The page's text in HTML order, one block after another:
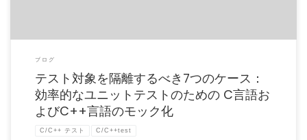
ブログ
テスト対象を隔離するべき7つのケース：
効率的なユニットテストのための C言語お
よびC++言語のモック化
C/C++ テスト C/C++test